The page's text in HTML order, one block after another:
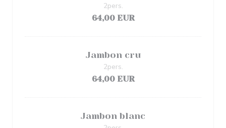
64,00 EUR
2pers.
Jambon cru
64,00 EUR
2pers.
Jambon blanc